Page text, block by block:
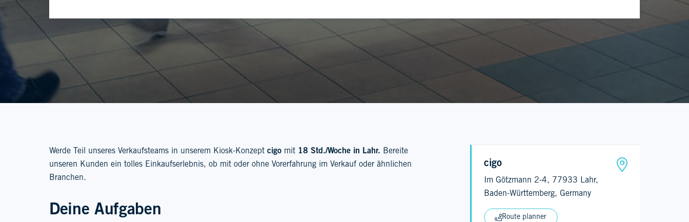
Werde Teil unseres Verkaufsteams in unserem Kiosk-Konzept cigo mit 18 Std./Woche in Lahr. Bereite
unseren Kunden ein tolles Einkaufserlebnis, ob mit oder ohne Vorerfahrung im Verkauf oder ähnlichen
Branchen.
Deine Aufgaben
cigo
Im Götzmann 2-4, 77933 Lahr,
Baden-Württemberg, Germany
Route planner